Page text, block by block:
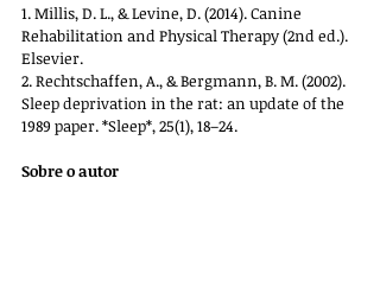
1. Millis, D. L., & Levine, D. (2014). Canine
Rehabilitation and Physical Therapy (2nd ed.).
Elsevier.
2. Rechtschaffen, A., & Bergmann, B. M. (2002).
Sleep deprivation in the rat: an update of the
1989 paper. *Sleep*, 25(1), 18–24.
Sobre o autor